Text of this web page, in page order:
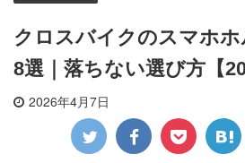
クロスバイクのスマホ
8選｜落ちない選び方【
2026年4月7日